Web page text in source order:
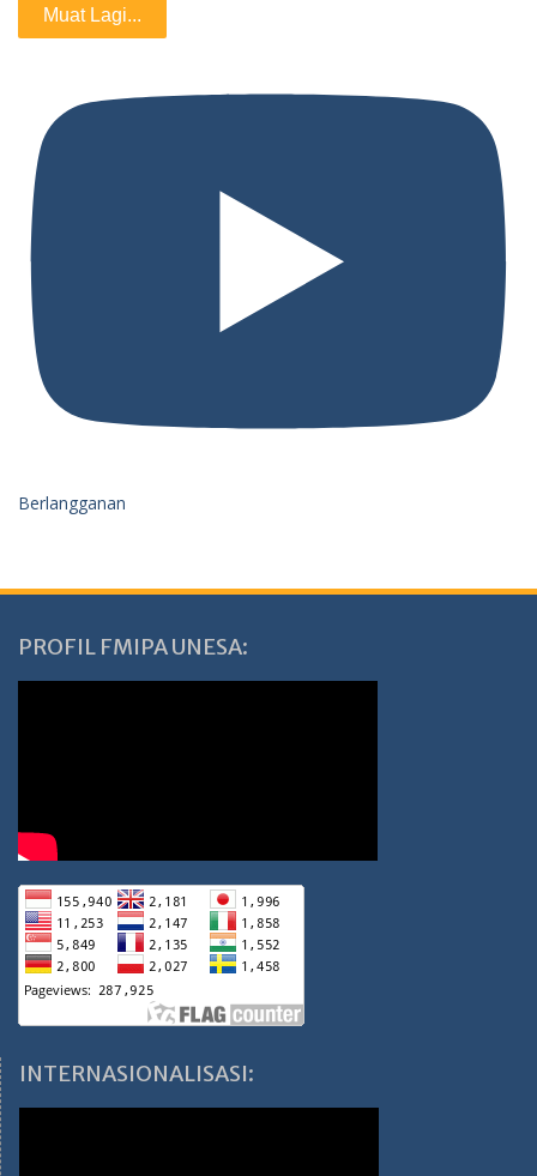
Muat Lagi...
Berlangganan
PROFIL FMIPA UNESA:
INTERNASIONALISASI: